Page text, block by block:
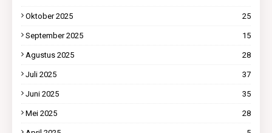
Oktober 2025 25
September 2025 15
Agustus 2025 28
Juli 2025 37
Juni 2025 35
Mei 2025 28